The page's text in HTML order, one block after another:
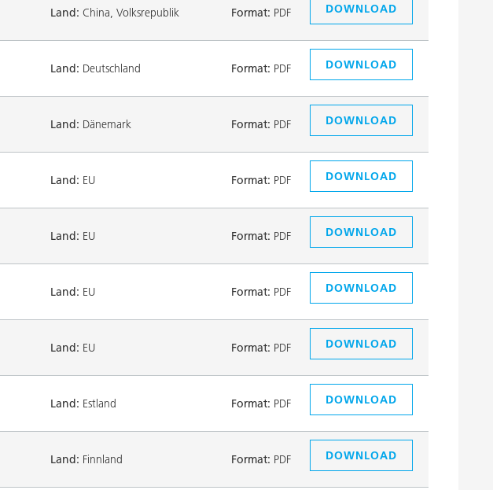
Land: China, Volksrepublik Format: PDF DOWNLOAD
Land: Deutschland Format: PDF DOWNLOAD
Land: Dänemark Format: PDF DOWNLOAD
Land: EU Format: PDF DOWNLOAD
Land: EU Format: PDF DOWNLOAD
Land: EU Format: PDF DOWNLOAD
Land: EU Format: PDF DOWNLOAD
Land: Estland Format: PDF DOWNLOAD
Land: Finnland Format: PDF DOWNLOAD